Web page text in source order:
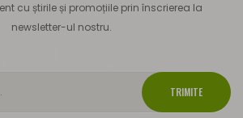
cu știrile și promoțiile prin înscrierea la
newsletter-ul nostru.
TRIMITE